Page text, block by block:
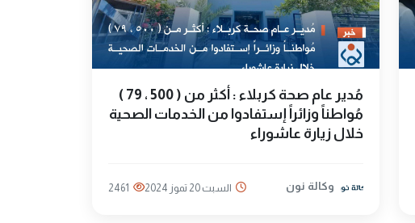
مُدير عام صحة كربلاء : أكثر من ( 500 ، 79 )
مُواطناً وزائراً إستفادوا من الخدمات الصحية
خلال زيارة عاشوراء
وكالة نون السبت 20 تموز 2024 2461